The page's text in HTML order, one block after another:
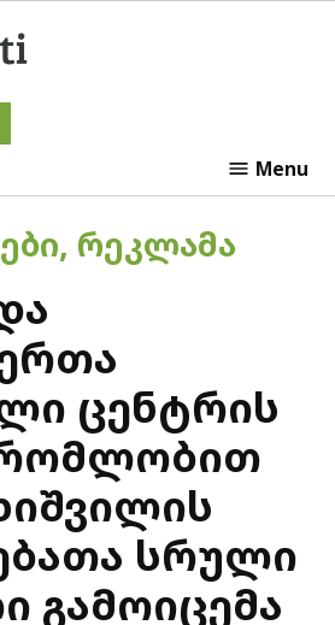
Menu
, ᲠᲔᲙᲚᲐᲛᲐ
ცენტრის
სრული
გამოიცემა